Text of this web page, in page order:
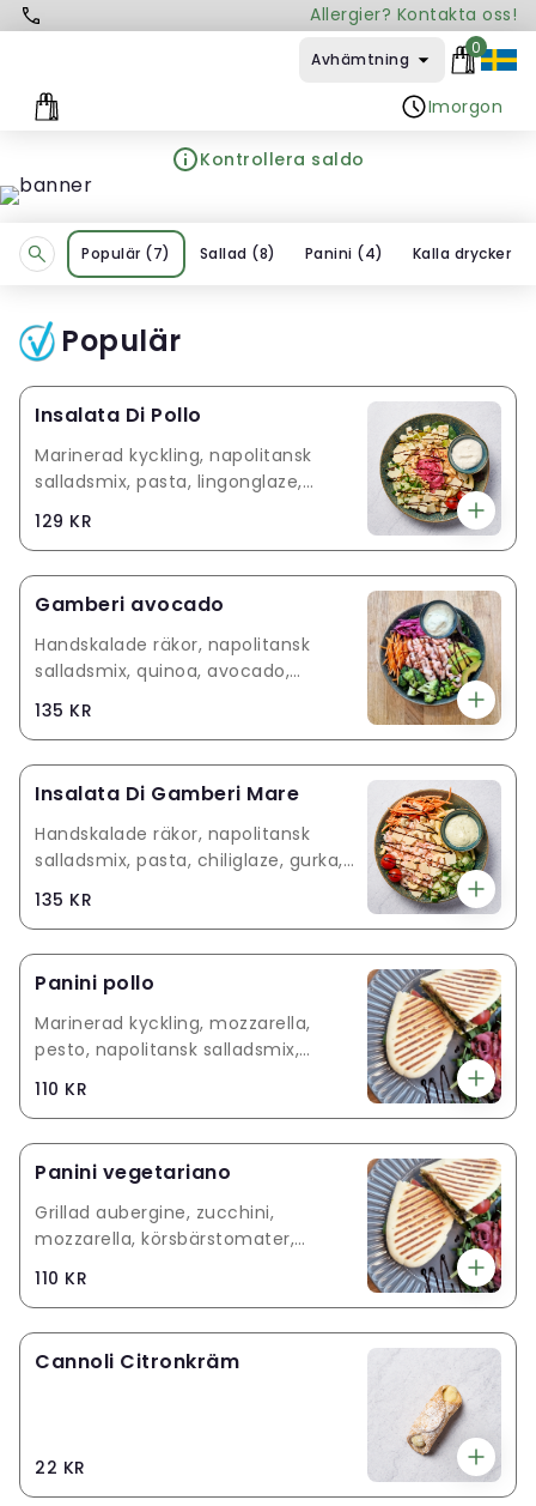
Allergier? Kontakta oss!
Avhämtning
0
Imorgon
Kontrollera saldo
Populär (7) Sallad (8) Panini (4) Kalla drycker
Populär
Insalata Di Pollo
Marinerad kyckling, napolitansk
salladsmix, pasta, lingonglaze,
körsbärstomater, Grana Padano,
129 KR
Gamberi avocado
Handskalade räkor, napolitansk
salladsmix, quinoa, avocado,
riven rotfrukt, bladpersilja, lime-
135 KR
Insalata Di Gamberi Mare
Handskalade räkor, napolitansk
salladsmix, pasta, chiliglaze, gurka,
Grana Padano, cashewnötter,
135 KR
Panini pollo
Marinerad kyckling, mozzarella,
pesto, napolitansk salladsmix,
110 KR
Panini vegetariano
Grillad aubergine, zucchini,
mozzarella, körsbärstomater,
110 KR
Cannoli Citronkräm
22 KR